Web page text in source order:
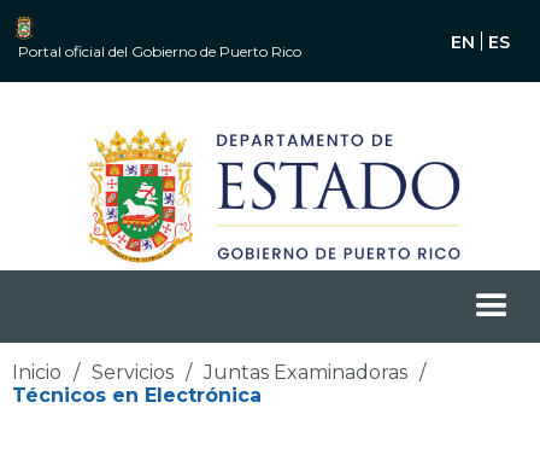
Portal oficial del Gobierno de Puerto Rico EN ES
Inicio / Servicios / Juntas Examinadoras /
Técnicos en Electrónica